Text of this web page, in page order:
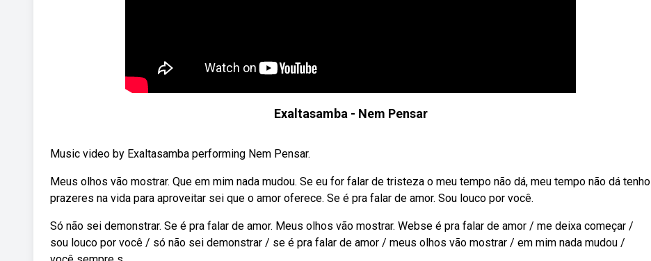
Exaltasamba - Nem Pensar
Music video by Exaltasamba performing Nem Pensar.
Meus olhos vão mostrar. Que em mim nada mudou. Se eu for falar de tristeza o meu tempo não dá, meu tempo não dá tenho
prazeres na vida para aproveitar sei que o amor oferece. Se é pra falar de amor. Sou louco por você.
Só não sei demonstrar. Se é pra falar de amor. Meus olhos vão mostrar. Webse é pra falar de amor / me deixa começar /
sou louco por você / só não sei demonstrar / se é pra falar de amor / meus olhos vão mostrar / em mim nada mudou /